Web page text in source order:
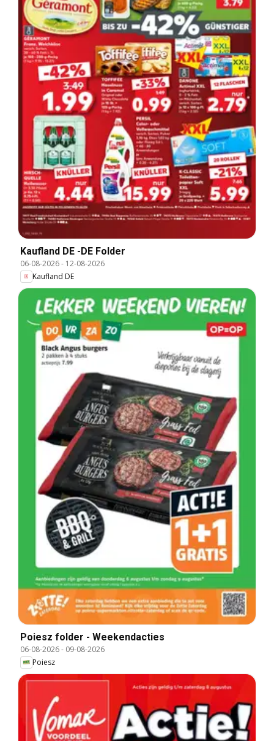
Kaufland DE -DE Folder
06-08-2026- 12-08-2026
Kaufland DE
Poiesz folder - Weekendacties
06-08-2026- 09-08-2026
Poiesz